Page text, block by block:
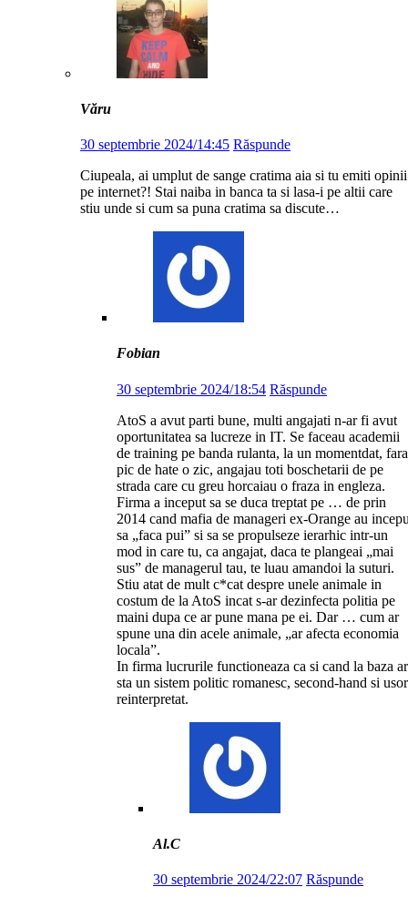
Văru
30 septembrie 2024/14:45 Răspunde
Ciupeala, ai umplut de sange cratima aia si tu emiti opinii
pe internet?! Stai naiba in banca ta si lasa-i pe altii care
stiu unde si cum sa puna cratima sa discute…
Fobian
30 septembrie 2024/18:54 Răspunde
AtoS a avut parti bune, multi angajati n-ar fi avut
oportunitatea sa lucreze in IT. Se faceau academii
de training pe banda rulanta, la un momentdat, fara
pic de hate o zic, angajau toti boschetarii de pe
strada care cu greu horcaiau o fraza in engleza.
Firma a inceput sa se duca treptat pe … de prin
2014 cand mafia de manageri ex-Orange au
sa „faca pui” si sa se propulseze ierarhic intr-un
mod in care tu, ca angajat, daca te plangeai „mai
sus” de managerul tau, te luau amandoi la suturi.
Stiu atat de mult c*cat despre unele animale in
costum de la AtoS incat s-ar dezinfecta politia pe
maini dupa ce ar pune mana pe ei. Dar … cum ar
spune una din acele animale, „ar afecta economia
locala”.
In firma lucrurile functioneaza ca si cand la baza ar
sta un sistem politic romanesc, second-hand si usor
reinterpretat.
Al.C
30 septembrie 2024/22:07 Răspunde